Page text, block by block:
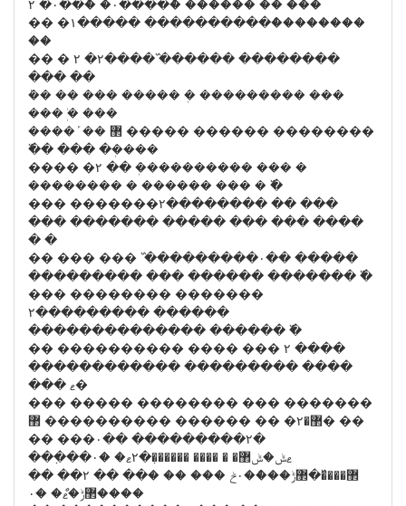
۲ �۰��ް� �۰����ް� ������ �� ���
�� �۱����� ����������ް��������
��
�� � ۲ �۲����߰ ������ ��������
��� ��
ܰ�� �� ��� ����� �ܲ ��������� ���
��� ܲ� ���
���� ܰ �� ޲ ����� ������ ��������
߰�� ��� �ܲ����
���� �۲ �� ܲ���������� ��� �
�������� � ������ ��� � ߰�
��� �������۲�������� �� ���
��� ������� ����� ��� ��� ����
� �
�� ��� ��� ߰ ���������۰�� �����
��������� ��� ������ ������� ߰�
��� �������� �������
۲��������� ������
�������������� ������ ߰�
�� ���������� ���� ��� ۲ ����
������������ ��������� ����
��� ޱ�
��� ����� �������� ��� �������
޲�۲� �� ������ ���������� ޲� ��
�� ���۰�� ���������۲�
��߲���ޱݰ�ݰ޲� � ���� ������߲�۲ޱ� �۰
�� ��۲ �� ��޲����߰�޲ݱ���ް�۰ݲ ��� �� �
����޲ݱ�ޱް� �۰